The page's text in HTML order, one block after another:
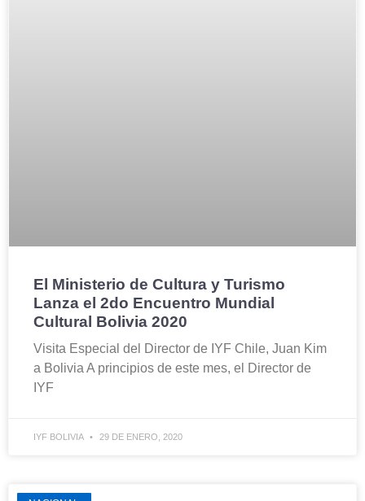
El Ministerio de Cultura y Turismo
Lanza el 2do Encuentro Mundial
Cultural Bolivia 2020
Visita Especial del Director de IYF Chile, Juan Kim
a Bolivia A principios de este mes, el Director de
IYF
IYF BOLIVIA 29 DE ENERO, 2020